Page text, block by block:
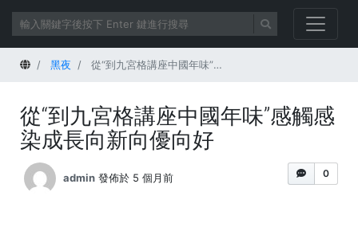
首頁 黑夜 從“到九宮格講座中國年味”感觸感染成長向新向優向好
從“到九宮格講座中國年味”感觸感
染成長向新向優向好
0
admin 發佈於 5 個月前